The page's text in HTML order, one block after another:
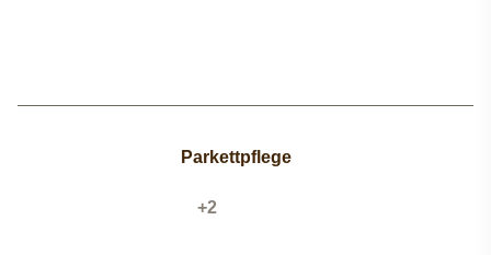
Parkettpflege
Toggle Dropdown
+2